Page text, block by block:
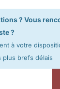
? Vous
?
à votre
plus brefs délais